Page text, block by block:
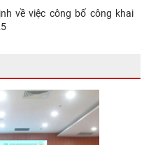
về việc công bố công khai